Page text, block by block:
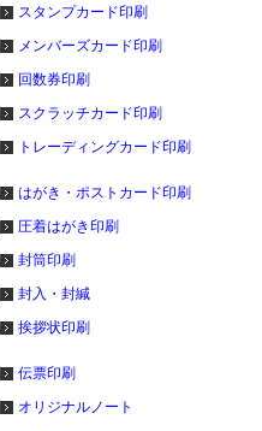
スタンプカード印刷
メンバーズカード印刷
回数券印刷
スクラッチカード印刷
トレーディングカード印刷
はがき・ポストカード印刷
圧着はがき印刷
封筒印刷
封入・封緘
挨拶状印刷
伝票印刷
オリジナルノート